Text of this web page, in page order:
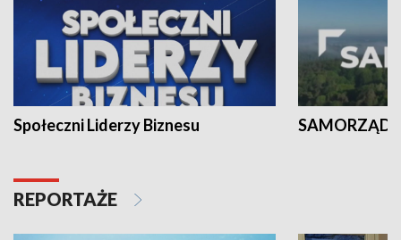
Społeczni Liderzy Biznesu SAMORZĄD
REPORTAŻE